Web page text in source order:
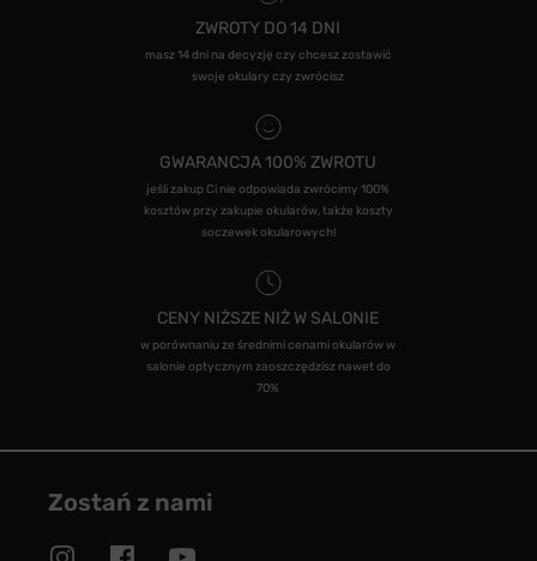
ZWROTY DO 14 DNI
masz 14 dni na decyzję czy chcesz zostawić
swoje okulary czy zwrócisz
GWARANCJA 100% ZWROTU
jeśli zakup Ci nie odpowiada zwrócimy 100%
kosztów przy zakupie okularów, także koszty
soczewek okularowych!
CENY NIŻSZE NIŻ W SALONIE
w porównaniu ze średnimi cenami okularów w
salonie optycznym zaoszczędzisz nawet do
70%
Zostań z nami